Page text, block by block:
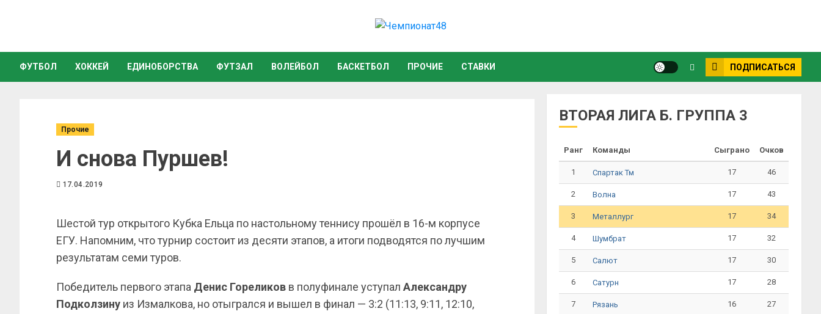
ФУТБОЛ ХОККЕЙ ЕДИНОБОРСТВА ФУТЗАЛ ВОЛЕЙБОЛ БАСКЕТБОЛ ПРОЧИЕ СТАВКИ ПОДПИСАТЬСЯ
Прочие
И снова Пуршев!
17.04.2019
Шестой тур открытого Кубка Ельца по настольному теннису прошёл в 16-м корпусе
ЕГУ. Напомним, что турнир состоит из десяти этапов, а итоги подводятся по лучшим
результатам семи туров.
Победитель первого этапа Денис Гореликов в полуфинале уступал Александру
Подколзину из Измалкова, но отыгрался и вышел в финал — 3:2 (11:13, 9:11, 12:10,
ВТОРАЯ ЛИГА Б. ГРУППА 3
Ранг Команды Сыграно Очков
1 Спартак Тм 17 46
2 Волна 17 43
3 Металлург 17 34
4 Шумбрат 17 32
5 Салют 17 30
6 Сатурн 17 28
7 Рязань 16 27